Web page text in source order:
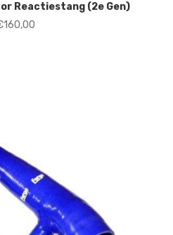
Reactiestang (2e Gen)
160,00